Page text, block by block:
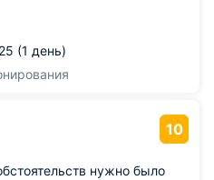
отдых со своей
(1 день)
10
нужно было